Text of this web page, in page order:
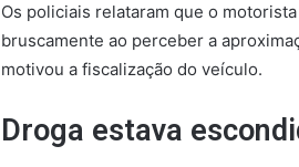
Os policiais relataram que o
bruscamente ao perceber a
motivou a fiscalização do veículo.
Droga estava